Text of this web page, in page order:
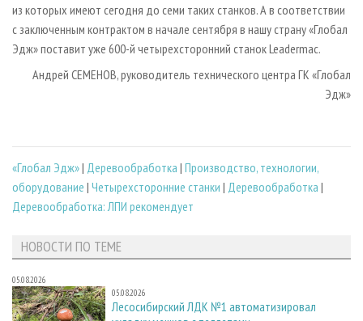
из которых имеют сегодня до семи таких станков. А в соответствии
с заключенным контрактом в начале сентября в нашу страну «Глобал
Эдж» поставит уже 600-й четырехсторонний станок Leadermac.
Андрей СЕМЕНОВ, руководитель технического центра ГК «Глобал
Эдж»
«Глобал Эдж»| Деревообработка | Производство, технологии,
оборудование | Четырехсторонние станки | Деревообработка |
Деревообработка: ЛПИ рекомендует
НОВОСТИ ПО ТЕМЕ
05.08.2026
05.08.2026
Лесосибирский ЛДК №1 автоматизировал